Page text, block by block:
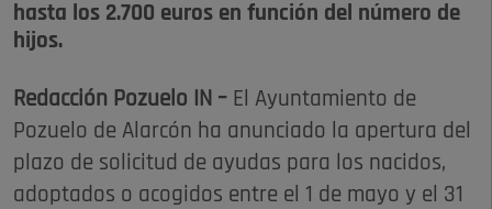
hasta los 2.700 euros en función del número de
hijos.
Redacción Pozuelo IN – El Ayuntamiento de
Pozuelo de Alarcón ha anunciado la apertura del
plazo de solicitud de ayudas para los nacidos,
adoptados o acogidos entre el 1 de mayo y el 31